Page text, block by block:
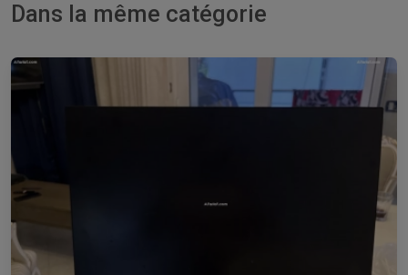
Dans la même catégorie